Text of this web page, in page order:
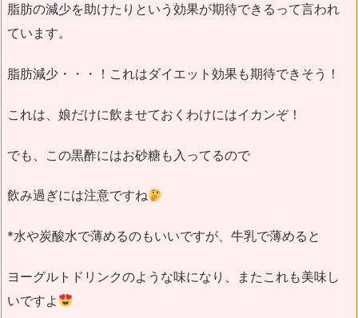
脂肪の減少を助けたりという効果が期待できるって言われ
ています。
脂肪減少・・・！これはダイエット効果も期待できそう！
これは、娘だけに飲ませておくわけにはイカンぞ！
でも、この黒酢にはお砂糖も入ってるので
飲み過ぎには注意ですね
*水や炭酸水で薄めるのもいいですが、牛乳で薄めると
ヨーグルトドリンクのような味になり、またこれも美味し
いですよ